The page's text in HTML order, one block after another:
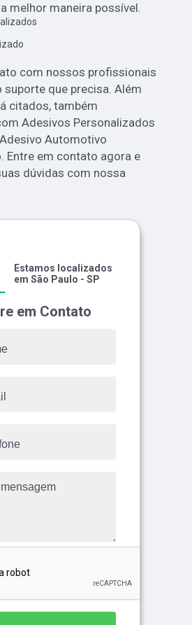
melhor maneira possível.
com nossos profissionais
suporte que precisa. Além
citados, também
Adesivos Personalizados
Automotivo
Entre em contato agora e
dúvidas com nossa
em Contato
Estamos localizados
em São Paulo - SP